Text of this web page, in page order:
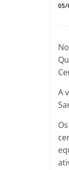
05/
A